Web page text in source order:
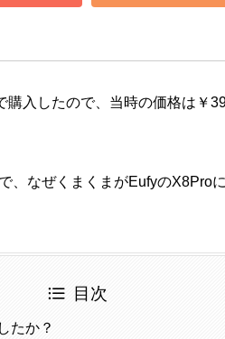
購入したので、当時の価格は￥
、なぜくまくまがEufyのX8Pro
目次
たか？